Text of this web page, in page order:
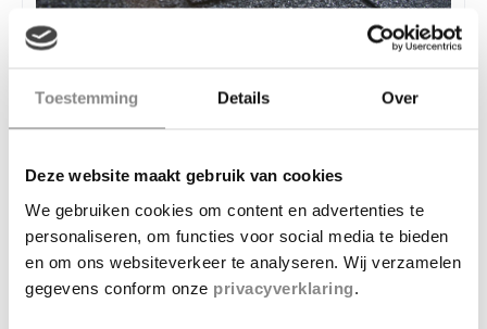
Toestemming Details Over
Deze website maakt gebruik van cookies
We gebruiken cookies om content en advertenties te
personaliseren, om functies voor social media te bieden
en om ons websiteverkeer te analyseren. Wij verzamelen
gegevens conform onze privacyverklaring
Shingle
Geschikt voor schuine daken en verkrijgbaar in
diverse kleuren en stijlen. Deze lichte,
onderhoudsarme dakplaten van bitumen of
composiet geven elk dak een karaktervolle